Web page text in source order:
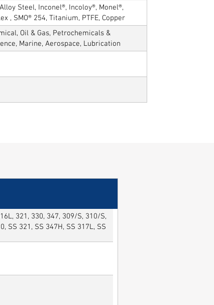
Steel, Inconel®, Incoloy®, Monel®,
, SMO® 254, Titanium, PTFE, Copper
Oil & Gas, Petrochemicals &
Marine, Aerospace, Lubrication
321, 330, 347, 309/S, 310/S,
SS 321, SS 347H, SS 317L, SS